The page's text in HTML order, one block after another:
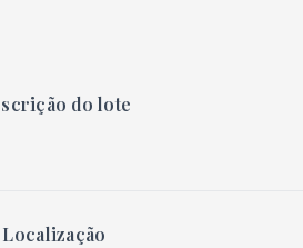
do lote
Localização